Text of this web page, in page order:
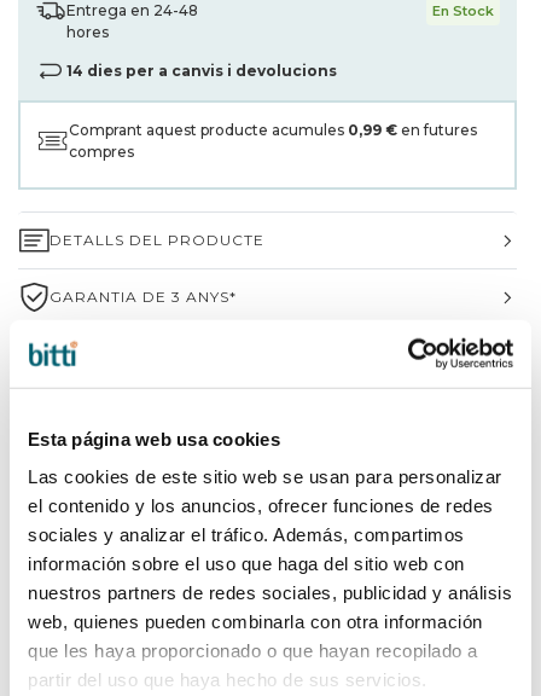
Esta página web usa cookies
Las cookies de este sitio web se usan para personalizar
el contenido y los anuncios, ofrecer funciones de redes
sociales y analizar el tráfico. Además, compartimos
información sobre el uso que haga del sitio web con
nuestros partners de redes sociales, publicidad y análisis
web, quienes pueden combinarla con otra información
que les haya proporcionado o que hayan recopilado a
partir del uso que haya hecho de sus servicios.
Entrega en 24-48
hores
En Stock
14 dies per a canvis i devolucions
Comprant aquest producte acumules 0,99 € en futures
compres
DETALLS DEL PRODUCTE
GARANTIA DE 3 ANYS*
ENVIAMENTS I DEVOLUCIONS
INFORMACIÓ DE LA MARCA
COMPARTIR